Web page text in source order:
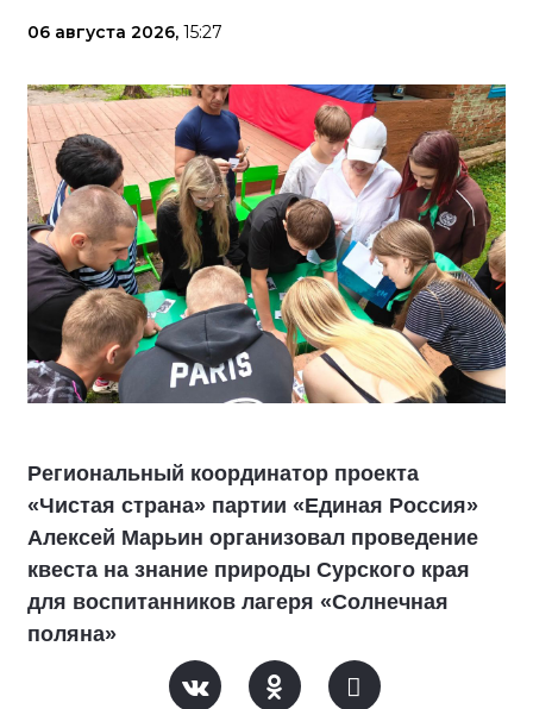
06 августа 2026, 15:27
Региональный координатор проекта
«Чистая страна» партии «Единая Россия»
Алексей Марьин организовал проведение
квеста на знание природы Сурского края
для воспитанников лагеря «Солнечная
поляна»